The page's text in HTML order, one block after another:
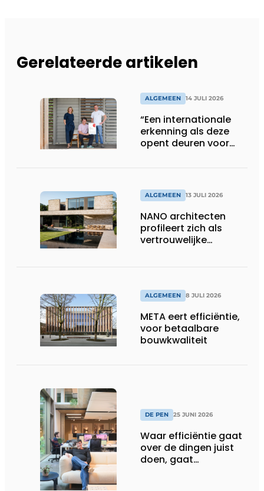
Gerelateerde artikelen
ALGEMEEN 14 JULI 2026
“Een internationale
erkenning als deze
opent deuren voor
ALGEMEEN 13 JULI 2026
NANO architecten
profileert zich als
vertrouwelijke
ALGEMEEN 8 JULI 2026
META eert efficiëntie,
voor betaalbare
bouwkwaliteit
DE PEN 25 JUNI 2026
Waar efficiëntie gaat
over de dingen juist
doen, gaat